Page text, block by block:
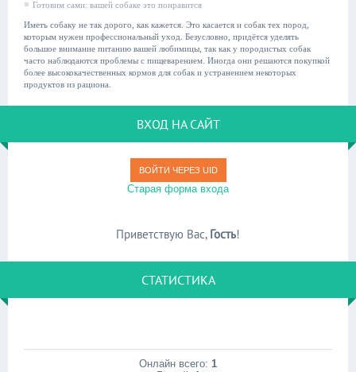
Готовим сами: вашей собаке это понравится
Иметь собаку не так дорого, как кажется. Это касается и собак тех пород,
которым нужен профессиональный уход. Безусловно, придётся уделять
большое внимание питанию вашей любимицы, так как у породистых собак
часто наблюдаются проблемы с пищеварением. Иногда они решаются покупкой
более высококачественных кормов для собак и устранением некоторых
продуктов из рациона.
ВХОД НА САЙТ
ВОЙТИ ЧЕРЕЗ UID
Старая форма входа
Приветствую Вас, Гость!
СТАТИСТИКА
Онлайн всего: 1